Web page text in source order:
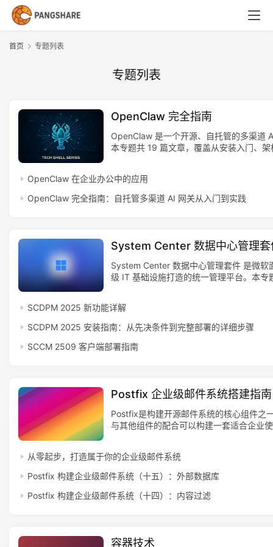
首页 专题列表
专题列表
OpenClaw 完全指南
OpenClaw 是一个开源、自托管的多渠道
本专题共 19 篇文章，覆盖从安装入门、架
每篇文章独立可发布，合在一起形成系统
开发者、技术爱好者和重视数据控制权的
本指南，5 分钟内跑起第一个 AI 助手，逐
关。
OpenClaw 在企业办公中的应用
OpenClaw 完全指南：自托管多渠道 AI 网关从入门到实践
System Center 数据中心管理套
System Center 数据中心管理套件 是微软
级 IT 基础设施打造的统一管理平台。本专
企业构建稳定、安全、可扩展的数据中心
SCDPM 2025 新功能详解
SCDPM 2025 安装指南：从先决条件到完整部署的详细步骤
SCCM 2509 客户端部署指南
Postfix 企业级邮件系统搭建指南
Postfix是构建开源邮件系统的核心组件之
与其他组件的配合可以构建一套适合企业
从零起步，打造属于你的企业级邮件系统
Postfix 构建企业级邮件系统（十五）：外部数据库
Postfix 构建企业级邮件系统（十四）：内容过滤
容器技术